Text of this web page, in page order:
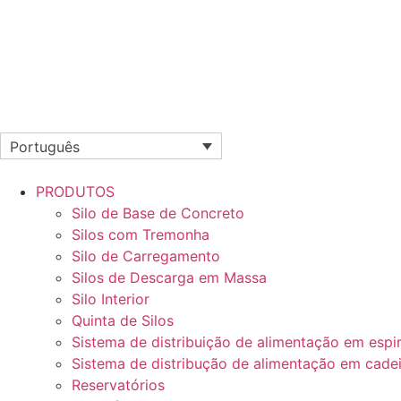
Português
PRODUTOS
Silo de Base de Concreto
Silos com Tremonha
Silo de Carregamento
Silos de Descarga em Massa
Silo Interior
Quinta de Silos
Sistema de distribuição de alimentação em
Sistema de distribução de alimentação em
Reservatórios